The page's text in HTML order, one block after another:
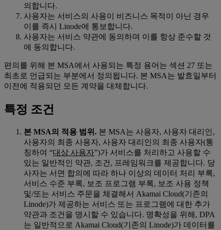
의합니다.
사용자는 서비스의 사용이 비즈니스 목적이 아닌 경우
이를 즉시 Linode에 통보합니다.
사용자는 서비스 약관에 동의하며 이를 항상 준수할 것
에 동의합니다.
편의를 위해 본 MSA에서 사용되는 특정 용어는 섹션 27 또는
최초로 언급되는 부분에서 정의됩니다. 본 MSA는 발효일부터
이전에 적용되던 모든 계약을 대체합니다.
특정 조건
본 MSA의 적용 범위. 본 MSA는 사용자, 사용자 대리인,
사용자의 최종 사용자, 사용자 대리인의 최종 사용자(통
칭하여 “대상 사용자”)가 서비스를 처리하고 사용할 수
있는 일반적인 약관, 조건, 프레임워크를 제공합니다. 당
사자는 서면 합의에 따라 하나 이상의 데이터 처리 부록,
서비스 수준 부록, 보조 프로그램 부록, 보조 사용 정책
및/또는 서비스 주문을 체결해서 Akamai Cloud(기존의
Linode)가 제공하는 서비스 또는 프로그램에 대한 추가
약관과 조건을 명시할 수 있습니다. 명확성을 위해, DPA
는 일반적으로 Akamai Cloud(기존의 Linode)가 데이터를